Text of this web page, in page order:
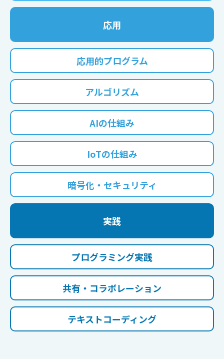
応用
応用的プログラム
アルゴリズム
AIの仕組み
IoTの仕組み
暗号化・セキュリティ
実践
プログラミング実践
共有・コラボレーション
テキストコーディング